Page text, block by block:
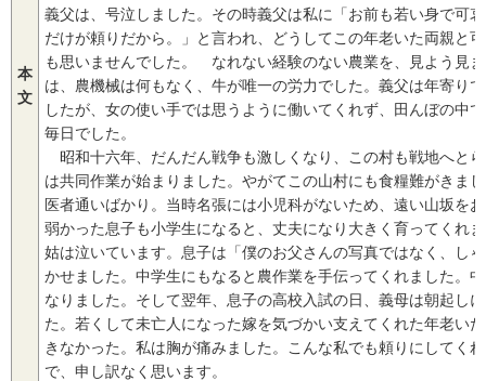
本
文
義父は、号泣しました。その時義父は私に「お前も若い身で可
だけが頼りだから。」と言われ、どうしてこの年老いた両親と
も思いませんでした。 なれない経験のない農業を、見よう見
は、農機械は何もなく、牛が唯一の労力でした。義父は年寄り
したが、女の使い手では思うように働いてくれず、田んぼの中
毎日でした。
昭和十六年、だんだん戦争も激しくなり、この村も戦地へと
は共同作業が始まりました。やがてこの山村にも食糧難がきま
医者通いばかり。当時名張には小児科がないため、遠い山坂を
弱かった息子も小学生になると、丈夫になり大きく育ってくれ
姑は泣いています。息子は「僕のお父さんの写真ではなく、し
かせました。中学生にもなると農作業を手伝ってくれました。
なりました。そして翌年、息子の高校入試の日、義母は朝起し
た。若くして未亡人になった嫁を気づかい支えてくれた年老い
きなかった。私は胸が痛みました。こんな私でも頼りにしてく
で、申し訳なく思います。